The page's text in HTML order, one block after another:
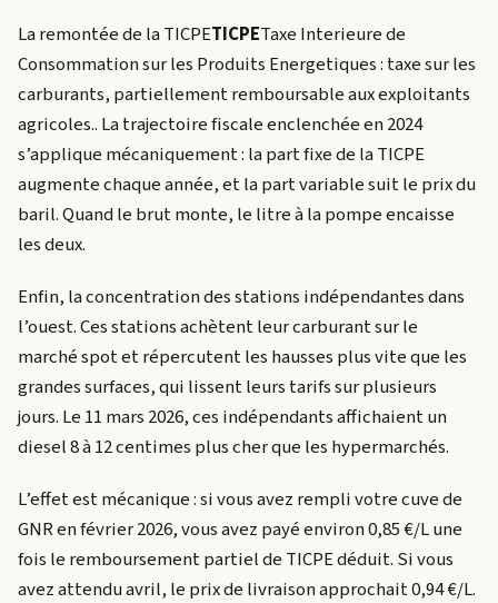
La remontée de laTICPETICPETaxe Interieure de
Consommation sur les Produits Energetiques : taxe sur les
carburants, partiellement remboursable aux exploitants
agricoles.. La trajectoire fiscale enclenchée en 2024
s’applique mécaniquement : la part fixe de la TICPE
augmente chaque année, et la part variable suit le prix du
baril. Quand le brut monte, le litre à la pompe encaisse
les deux.
Enfin, la concentration des stations indépendantes dans
l’ouest. Ces stations achètent leur carburant sur le
marché spot et répercutent les hausses plus vite que les
grandes surfaces, qui lissent leurs tarifs sur plusieurs
jours. Le 11 mars 2026, ces indépendants affichaient un
diesel 8 à 12 centimes plus cher que les hypermarchés.
L’effet est mécanique : si vous avez rempli votre cuve de
GNR en février 2026, vous avez payé environ 0,85 €/L une
fois le remboursement partiel de TICPE déduit. Si vous
avez attendu avril, le prix de livraison approchait 0,94 €/L.